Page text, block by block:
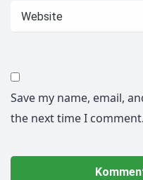
Save my name, email,
the next time I comment.